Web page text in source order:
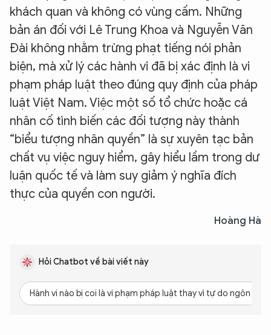
khách quan và không có vùng cấm. Những
bản án đối với Lê Trung Khoa và Nguyễn Văn
Đài không nhằm trừng phạt tiếng nói phản
biện, mà xử lý các hành vi đã bị xác định là vi
phạm pháp luật theo đúng quy định của pháp
luật Việt Nam. Việc một số tổ chức hoặc cá
nhân cố tình biến các đối tượng này thành
“biểu tượng nhân quyền” là sự xuyên tạc bản
chất vụ việc nguy hiểm, gây hiểu lầm trong dư
luận quốc tế và làm suy giảm ý nghĩa đích
thực của quyền con người.
Hoàng Hà
Hỏi Chatbot về bài viết này
Hành vi nào bị coi là vi phạm pháp luật thay vì tự do ngôn